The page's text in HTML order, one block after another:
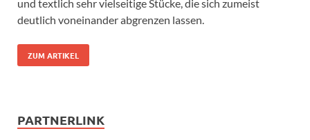
und textlich sehr vielseitige Stücke, die sich zumeist
deutlich voneinander abgrenzen lassen.
ZUM ARTIKEL
PARTNERLINK